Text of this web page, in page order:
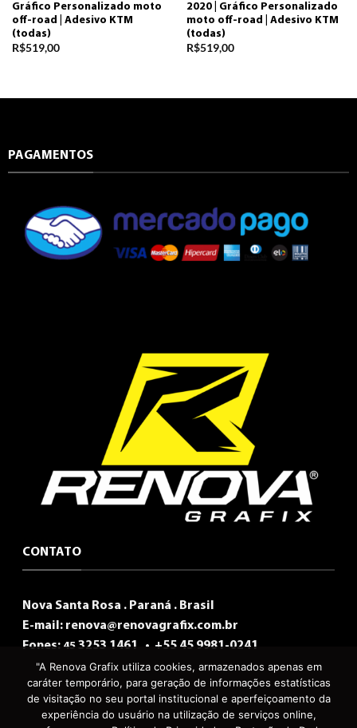
Gráfico Personalizado moto
off-road | Adesivo KTM
(todas)
R$519,00
2020 | Gráfico Personalizado
moto off-road | Adesivo KTM
(todas)
R$519,00
PAGAMENTOS
CONTATO
Nova Santa Rosa . Paraná . Brasil
E-mail: renova@renovagrafix.com.br
Fones: 45 3253 1461 • +55 45 9981-0241
"A Renova Grafix utiliza cookies, armazenados apenas em
caráter temporário, para geração de informações estatísticas
de visitação no seu portal institucional e aperfeiçoamento da
experiência do usuário na utilização de serviços online,